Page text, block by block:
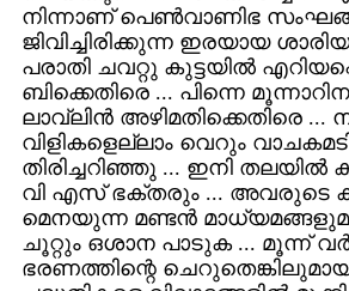
നിന്നാണ്‌ പെണ്‍വാണിഭ
ജിവിച്ചിരിക്കുന്ന ഇരയായ
പരാതി ചവറ്റു കുട്ടയില്‍
ബിക്കെതിരെ ... പിന്നെ
ലാവ്‌ലിന്‍ അഴിമതിക്കെതിരെ ...
വിളികളെല്ലാം വെറും
തിരിച്ചറിഞ്ഞു ... ഇനി തലയില്‍
വി എസ്‌ ഭക്തരും ... അവരുടെ
മെനയുന്ന മണ്ടന്‍
ചൂറ്റും ഒശാന പാടുക ... മൂന്ന്‌
ഭരണത്തിന്റെ